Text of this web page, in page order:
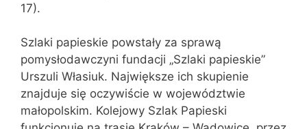
17).
Szlaki papieskie powstały za sprawą
pomysłodawczyni fundacji „Szlaki papieskie”
Urszuli Własiuk. Największe ich skupienie
znajduje się oczywiście w województwie
małopolskim. Kolejowy Szlak Papieski